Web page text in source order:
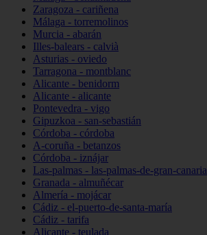
Zaragoza - cariñena
Málaga - torremolinos
Murcia - abarán
Illes-balears - calvià
Asturias - oviedo
Tarragona - montblanc
Alicante - benidorm
Alicante - alicante
Pontevedra - vigo
Gipuzkoa - san-sebastián
Córdoba - córdoba
A-coruña - betanzos
Córdoba - iznájar
Las-palmas - las-palmas-de-gran-canaria
Granada - almuñécar
Almería - mojácar
Cádiz - el-puerto-de-santa-maría
Cádiz - tarifa
Alicante - teulada